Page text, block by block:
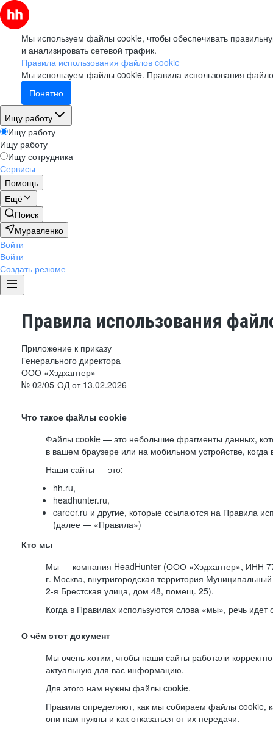
Мы используем файлы cookie, чтобы обеспечивать
и анализировать сетевой трафик.
Правила использования файлов cookie
Мы используем файлы cookie. Правила использования
Понятно
Ищу работу
Ищу работу
Ищу работу
Ищу сотрудника
Сервисы
Помощь
Ещё
Поиск
Муравленко
Войти
Войти
Создать резюме
Правила использования
Приложение к приказу
Генерального директора
ООО «Хэдхантер»
№ 02/05-ОД от 13.02.2026
Что такое файлы cookie
Файлы cookie — это небольшие фрагменты данных,
в вашем браузере или на мобильном устройстве,
Наши сайты — это:
hh.ru,
headhunter.ru,
career.ru и другие, которые ссылаются на Правила
(далее — «Правила»)
Кто мы
Мы — компания HeadHunter (ООО «Хэдхантер», ИНН
г. Москва, внутригородская территория Муниципальный
2-я Брестская улица, дом 48, помещ. 25).
Когда в Правилах используются слова «мы», речь
О чём этот документ
Мы очень хотим, чтобы наши сайты работали
актуальную для вас информацию.
Для этого нам нужны файлы cookie.
Правила определяют, как мы собираем файлы cookie,
они нам нужны и как отказаться от их передачи.